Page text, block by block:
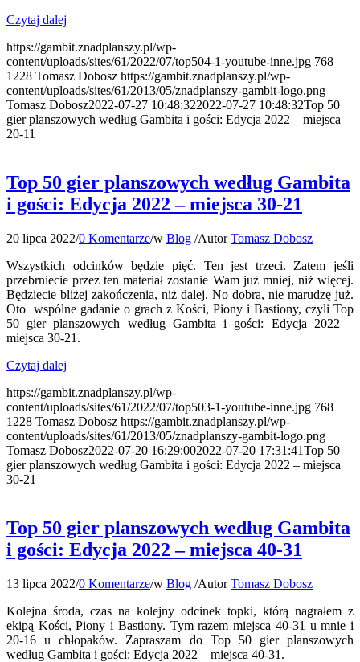
Czytaj dalej
https://gambit.znadplanszy.pl/wp-
content/uploads/sites/61/2022/07/top504-1-youtube-inne.jpg 768
1228 Tomasz Dobosz https://gambit.znadplanszy.pl/wp-
content/uploads/sites/61/2013/05/znadplanszy-gambit-logo.png
Tomasz Dobosz2022-07-27 10:48:322022-07-27 10:48:32Top 50
gier planszowych według Gambita i gości: Edycja 2022 – miejsca
20-11
Top 50 gier planszowych według Gambita
i gości: Edycja 2022 – miejsca 30-21
20 lipca 2022/0 Komentarze/w Blog /AutorTomasz Dobosz
Wszystkich odcinków będzie pięć. Ten jest trzeci. Zatem jeśli
przebrniecie przez ten materiał zostanie Wam już mniej, niż więcej.
Będziecie bliżej zakończenia, niż dalej. No dobra, nie marudzę już.
Oto wspólne gadanie o grach z Kości, Piony i Bastiony, czyli Top
50 gier planszowych według Gambita i gości: Edycja 2022 –
miejsca 30-21.
Czytaj dalej
https://gambit.znadplanszy.pl/wp-
content/uploads/sites/61/2022/07/top503-1-youtube-inne.jpg 768
1228 Tomasz Dobosz https://gambit.znadplanszy.pl/wp-
content/uploads/sites/61/2013/05/znadplanszy-gambit-logo.png
Tomasz Dobosz2022-07-20 16:29:002022-07-20 17:31:41Top 50
gier planszowych według Gambita i gości: Edycja 2022 – miejsca
30-21
Top 50 gier planszowych według Gambita
i gości: Edycja 2022 – miejsca 40-31
13 lipca 2022/0 Komentarze/w Blog /AutorTomasz Dobosz
Kolejna środa, czas na kolejny odcinek topki, którą nagrałem z
ekipą Kości, Piony i Bastiony. Tym razem miejsca 40-31 u mnie i
20-16 u chłopaków. Zapraszam do Top 50 gier planszowych
według Gambita i gości: Edycja 2022 – miejsca 40-31.